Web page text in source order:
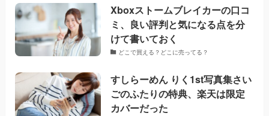
Xboxストームブレイカーの口コ
ミ、良い評判と気になる点を分
けて書いておく
どこで買える？どこに売ってる？
すしらーめん りく1st写真集さい
ごのふたりの特典、楽天は限定
カバーだった